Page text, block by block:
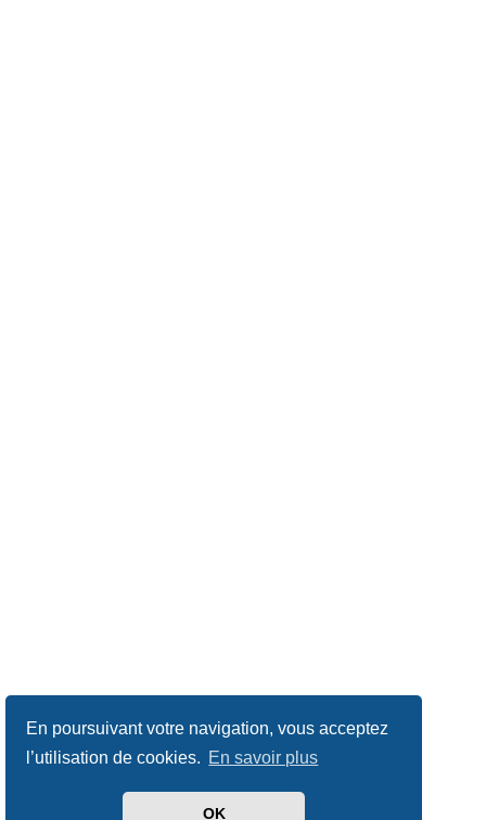
En poursuivant votre navigation, vous acceptez
l’utilisation de cookies. En savoir plus
OK